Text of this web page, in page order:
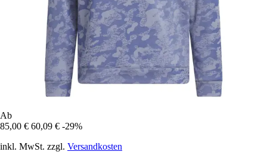
Ab
85,00 € 60,09 € -29%
inkl. MwSt. zzgl. Versandkosten